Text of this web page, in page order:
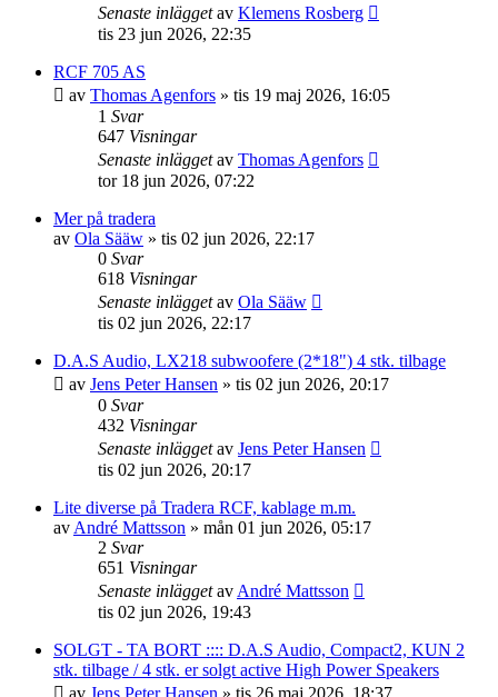
Senaste inläggetav Klemens Rosberg
tis 23 jun 2026, 22:35
RCF 705 AS
av Thomas Agenfors » tis 19 maj 2026, 16:05
1 Svar
647 Visningar
Senaste inläggetav Thomas Agenfors
tor 18 jun 2026, 07:22
Mer på tradera
av Ola Sääw » tis 02 jun 2026, 22:17
0 Svar
618 Visningar
Senaste inläggetav Ola Sääw
tis 02 jun 2026, 22:17
D.A.S Audio, LX218 subwoofere (2*18") 4 stk. tilbage
av Jens Peter Hansen » tis 02 jun 2026, 20:17
0 Svar
432 Visningar
Senaste inläggetav Jens Peter Hansen
tis 02 jun 2026, 20:17
Lite diverse på Tradera RCF, kablage m.m.
av André Mattsson » mån 01 jun 2026, 05:17
2 Svar
651 Visningar
Senaste inläggetav André Mattsson
tis 02 jun 2026, 19:43
SOLGT - TA BORT :::: D.A.S Audio, Compact2, KUN 2
stk. tilbage / 4 stk. er solgt active High Power Speakers
av Jens Peter Hansen » tis 26 maj 2026, 18:37